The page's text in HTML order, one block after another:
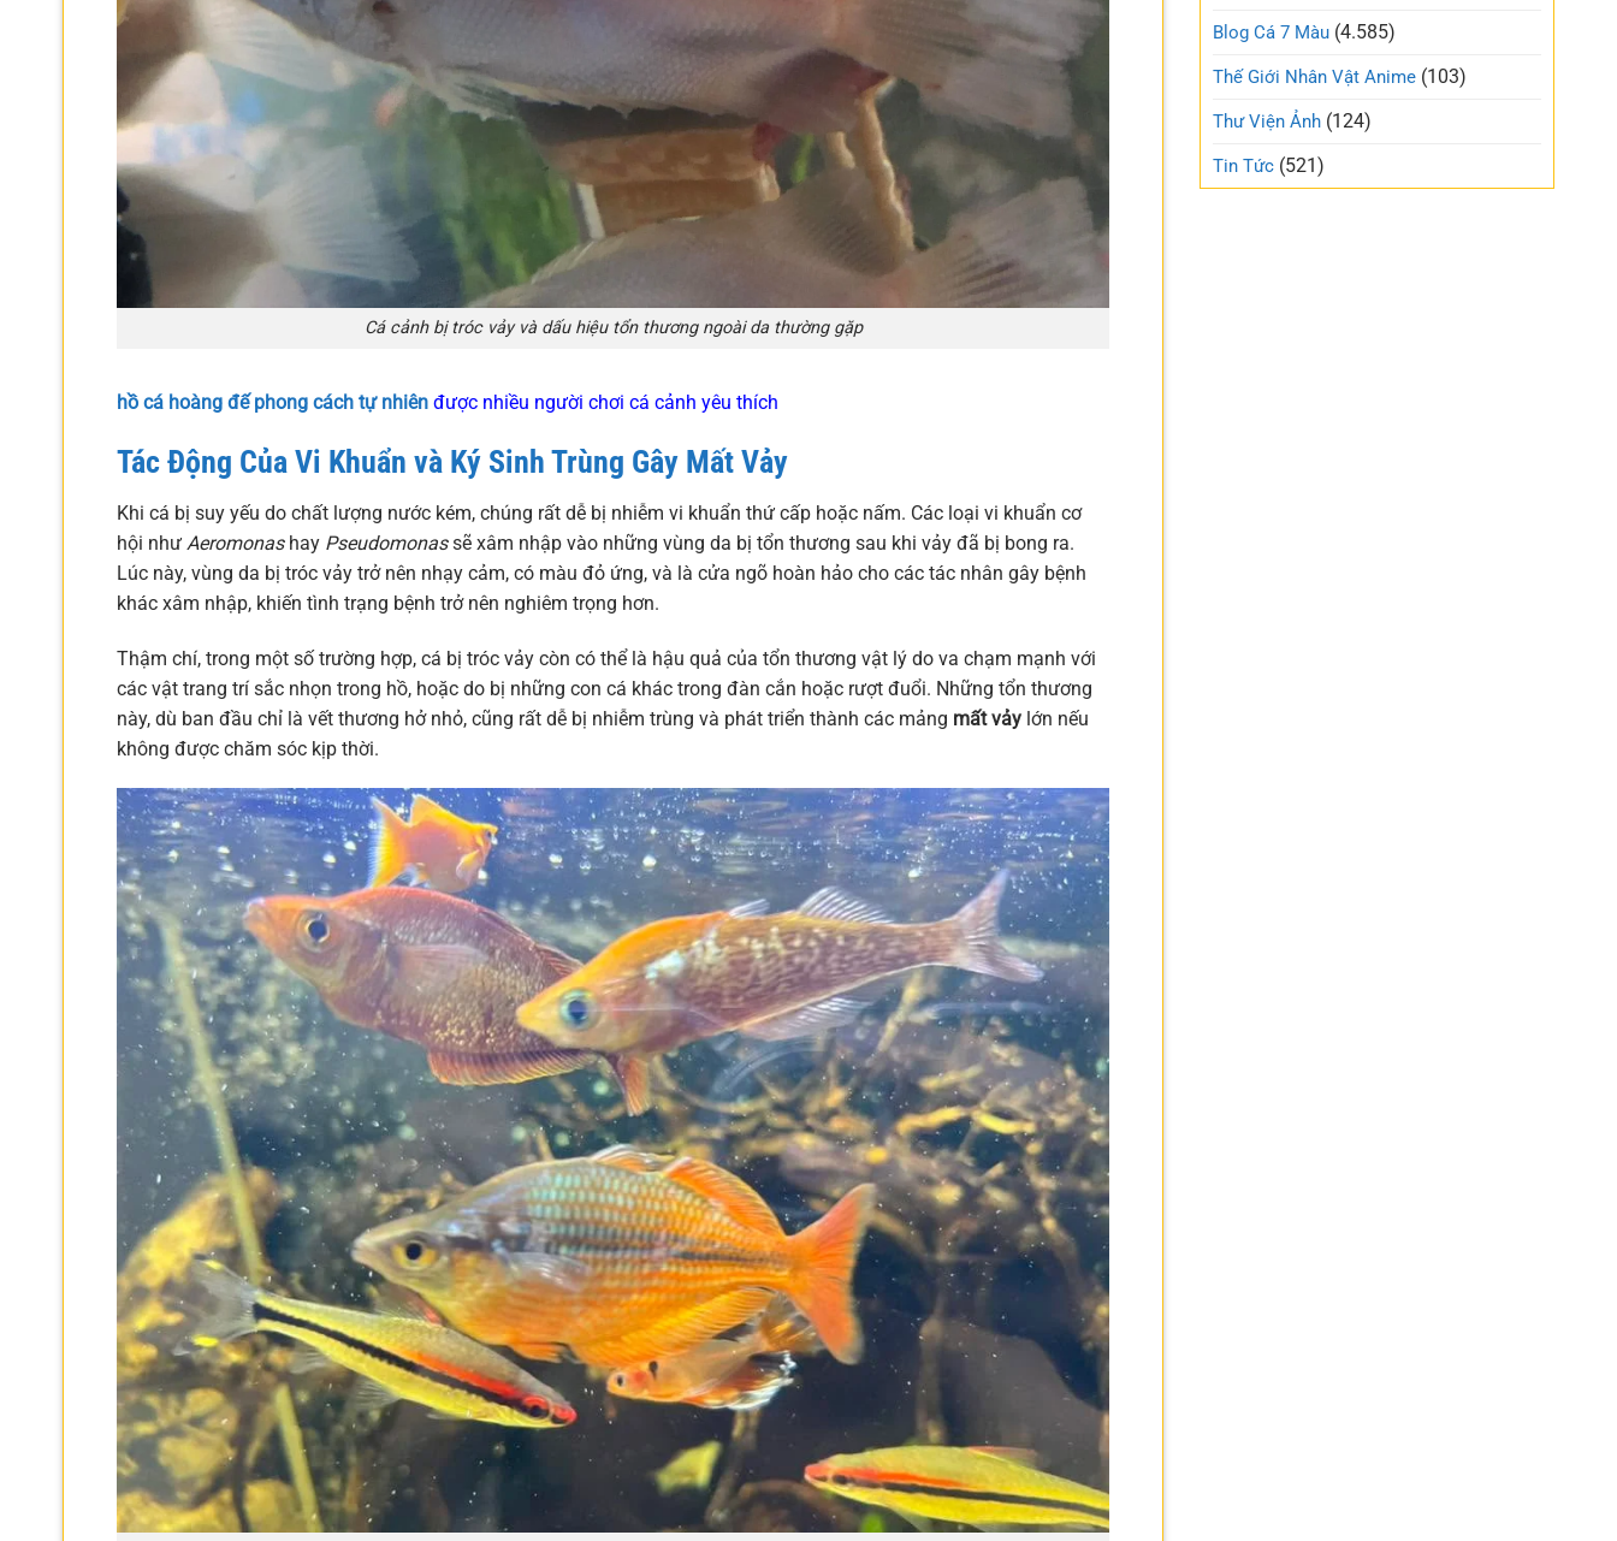
Cá cảnh bị tróc vảy và dấu hiệu tổn thương ngoài da thường gặp
hồ cá hoàng đế phong cách tự nhiên được nhiều người chơi cá cảnh yêu thích
Tác Động Của Vi Khuẩn và Ký Sinh Trùng Gây Mất Vảy
Khi cá bị suy yếu do chất lượng nước kém, chúng rất dễ bị nhiễm vi khuẩn thứ cấp hoặc nấm. Các loại vi khuẩn cơ
hội như Aeromonashay Pseudomonassẽ xâm nhập vào những vùng da bị tổn thương sau khi vảy đã bị bong ra.
Lúc này, vùng da bị tróc vảy trở nên nhạy cảm, có màu đỏ ứng, và là cửa ngõ hoàn hảo cho các tác nhân gây bệnh
khác xâm nhập, khiến tình trạng bệnh trở nên nghiêm trọng hơn.
Thậm chí, trong một số trường hợp, cá bị tróc vảy còn có thể là hậu quả của tổn thương vật lý do va chạm mạnh với
các vật trang trí sắc nhọn trong hồ, hoặc do bị những con cá khác trong đàn cắn hoặc rượt đuổi. Những tổn thương
này, dù ban đầu chỉ là vết thương hở nhỏ, cũng rất dễ bị nhiễm trùng và phát triển thành các mảng mất vảy lớn nếu
không được chăm sóc kịp thời.
trẻo
nhất
Blog Cá 7 Màu (4.585)
Thế Giới Nhân Vật Anime (103)
Thư Viện Ảnh (124)
Tin Tức (521)